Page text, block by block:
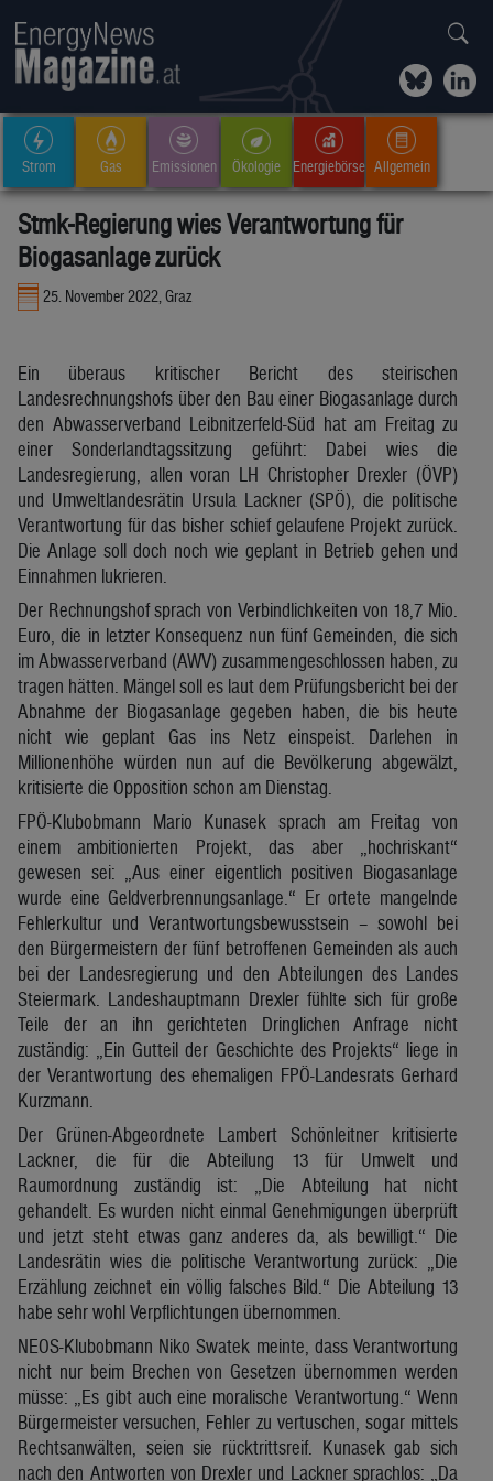
Strom Gas Emissionen Ökologie Energiebörse Allgemein
Stmk-Regierung wies Verantwortung für
Biogasanlage zurück
25. November 2022, Graz
Ein überaus kritischer Bericht des steirischen
Landesrechnungshofs über den Bau einer Biogasanlage durch
den Abwasserverband Leibnitzerfeld-Süd hat am Freitag zu
einer Sonderlandtagssitzung geführt: Dabei wies die
Landesregierung, allen voran LH Christopher Drexler (ÖVP)
und Umweltlandesrätin Ursula Lackner (SPÖ), die politische
Verantwortung für das bisher schief gelaufene Projekt zurück.
Die Anlage soll doch noch wie geplant in Betrieb gehen und
Einnahmen lukrieren.
Der Rechnungshof sprach von Verbindlichkeiten von 18,7 Mio.
Euro, die in letzter Konsequenz nun fünf Gemeinden, die sich
im Abwasserverband (AWV) zusammengeschlossen haben, zu
tragen hätten. Mängel soll es laut dem Prüfungsbericht bei der
Abnahme der Biogasanlage gegeben haben, die bis heute
nicht wie geplant Gas ins Netz einspeist. Darlehen in
Millionenhöhe würden nun auf die Bevölkerung abgewälzt,
kritisierte die Opposition schon am Dienstag.
FPÖ-Klubobmann Mario Kunasek sprach am Freitag von
einem ambitionierten Projekt, das aber „hochriskant“
gewesen sei: „Aus einer eigentlich positiven Biogasanlage
wurde eine Geldverbrennungsanlage.“ Er ortete mangelnde
Fehlerkultur und Verantwortungsbewusstsein – sowohl bei
den Bürgermeistern der fünf betroffenen Gemeinden als auch
bei der Landesregierung und den Abteilungen des Landes
Steiermark. Landeshauptmann Drexler fühlte sich für große
Teile der an ihn gerichteten Dringlichen Anfrage nicht
zuständig: „Ein Gutteil der Geschichte des Projekts“ liege in
der Verantwortung des ehemaligen FPÖ-Landesrats Gerhard
Kurzmann.
Der Grünen-Abgeordnete Lambert Schönleitner kritisierte
Lackner, die für die Abteilung 13 für Umwelt und
Raumordnung zuständig ist: „Die Abteilung hat nicht
gehandelt. Es wurden nicht einmal Genehmigungen überprüft
und jetzt steht etwas ganz anderes da, als bewilligt.“ Die
Landesrätin wies die politische Verantwortung zurück: „Die
Erzählung zeichnet ein völlig falsches Bild.“ Die Abteilung 13
habe sehr wohl Verpflichtungen übernommen.
NEOS-Klubobmann Niko Swatek meinte, dass Verantwortung
nicht nur beim Brechen von Gesetzen übernommen werden
müsse: „Es gibt auch eine moralische Verantwortung.“ Wenn
Bürgermeister versuchen, Fehler zu vertuschen, sogar mittels
Rechtsanwälten, seien sie rücktrittsreif. Kunasek gab sich
nach den Antworten von Drexler und Lackner sprachlos: „Da